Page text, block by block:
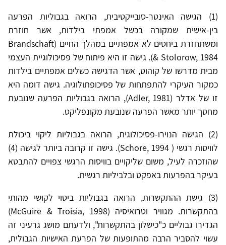
(1) הגישה האינטר-סובייקטיבית, הרואה בגבוליות הפרעה
בין-אישית שמקורה בכשל אמפתי בילדות, אשר חוזרת
ומשתחזרת ביחסים לא אמפתיים במהלך החיים (Brandschaft
& Stolorow, 1984). גישה זו היא פיתוח של פסיכולוגיית העצמי
מבית מדרשו של קוהוט, אשר הדגישה כשלים אמפתיים בילדות
כמקור העיקרי להתפתחות של פסיכופתולוגיה. גישה דומה היא
זו של אדלר (Adler, 1981), הרואה בגבוליות הפרעה שנובעת
מחסך יותר מאשר הפרעה שנובעת מקונפליקט.
(2) הגישה הנוירו-פסיכולוגית, הרואה בגבוליות ליקוי ביכולת
לוויסות רגשי ( Schore, 1994). גישה זו קרובה ביותר לגישה (4)
שהוזכרה לעיל, משום שליקויים בוויסות הרגשי צפויים להתבטא
בעיקר בהפרעות באפקט ובלביליות רגשית.
(3) גישת ההתקשרות, הרואה בגבוליות ביטוי לקושי מהותי
בהתקשרות. מגוויר וטרואיסיה (McGuire & Troisia, 1998)
הגדירו גבוליים כ"כישלון בהתקשרות", ולדעתם מושג גרעיני זה
עשוי להסביר הרבה מהתופעות של הפרעת האישיות הגבולית,